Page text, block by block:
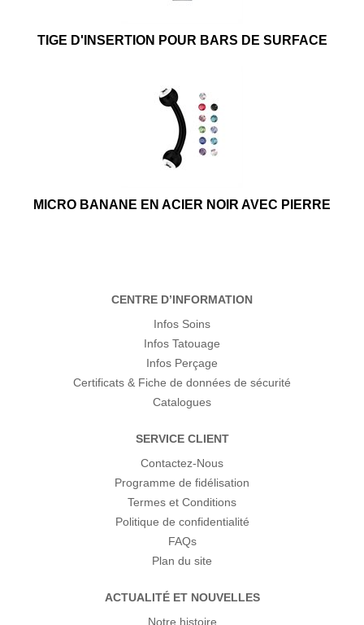
TIGE D'INSERTION POUR BARS DE SURFACE
MICRO BANANE EN ACIER NOIR AVEC PIERRE
CENTRE D’INFORMATION
Infos Soins
Infos Tatouage
Infos Perçage
Certificats & Fiche de données de sécurité
Catalogues
SERVICE CLIENT
Contactez-Nous
Programme de fidélisation
Termes et Conditions
Politique de confidentialité
FAQs
Plan du site
ACTUALITÉ ET NOUVELLES
Notre histoire